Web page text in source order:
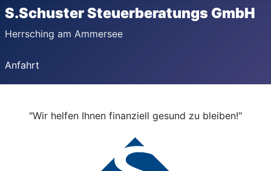
S.Schuster Steuerberatungs GmbH
Herrsching am Ammersee
Anfahrt
"Wir helfen Ihnen finanziell gesund zu bleiben!"